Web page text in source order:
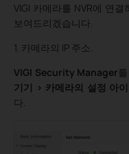
VIGI 카메라를 NVR에 연
보여드리겠습니다.
1. 카메라의 IP 주소.
VIGI Security Manager
기기 > 카메라의 설정 아
다.